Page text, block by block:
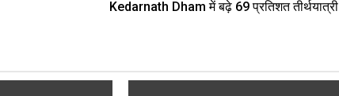
Kedarnath Dham में बढ़े 69 प्रतिशत तीर्थयात्री